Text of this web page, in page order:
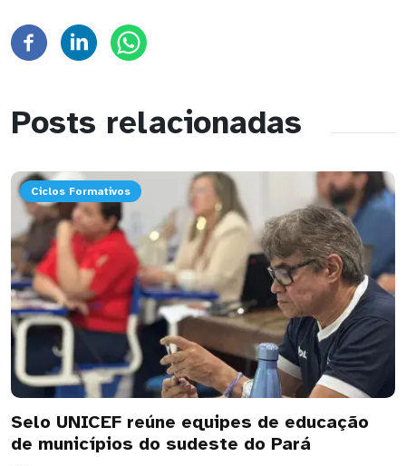
Posts relacionadas
Ciclos Formativos
Selo UNICEF reúne equipes de educação
de municípios do sudeste do Pará